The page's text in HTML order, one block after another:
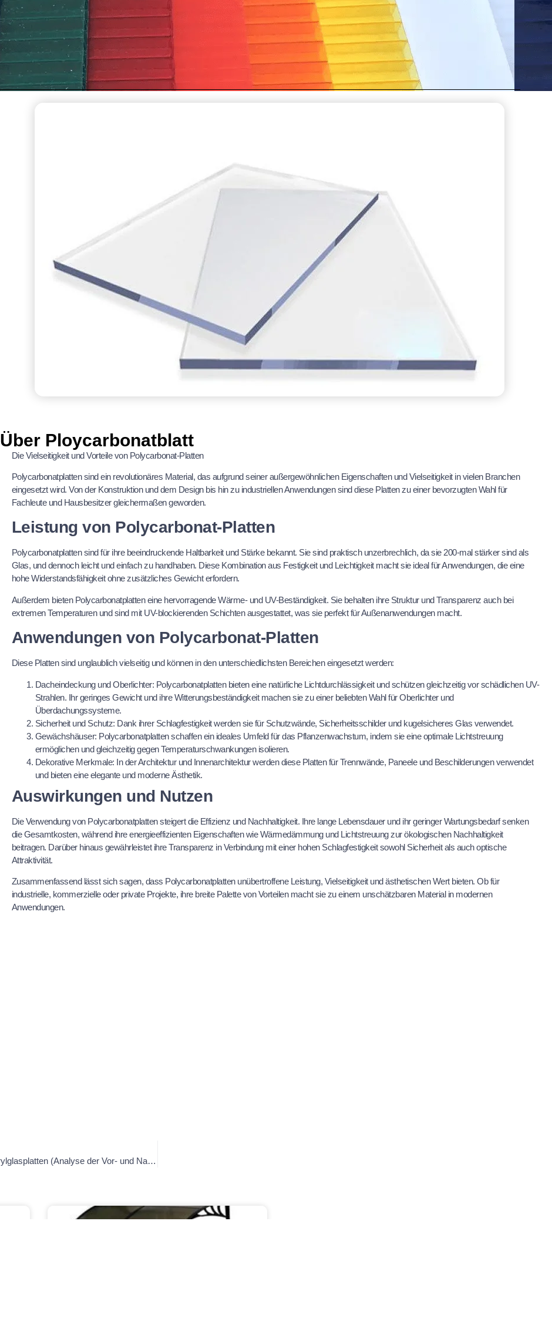
Über Ploycarbonatblatt
Die Vielseitigkeit und Vorteile von Polycarbonat-Platten
Polycarbonatplatten sind ein revolutionäres Material, das aufgrund seiner außergewöhnlichen Eigenschaften und Vielseitigkeit in vielen Branchen
eingesetzt wird. Von der Konstruktion und dem Design bis hin zu industriellen Anwendungen sind diese Platten zu einer bevorzugten Wahl für
Fachleute und Hausbesitzer gleichermaßen geworden.
Leistung von Polycarbonat-Platten
Polycarbonatplatten sind für ihre beeindruckende Haltbarkeit und Stärke bekannt. Sie sind praktisch unzerbrechlich, da sie 200-mal stärker sind als
Glas, und dennoch leicht und einfach zu handhaben. Diese Kombination aus Festigkeit und Leichtigkeit macht sie ideal für Anwendungen, die eine
hohe Widerstandsfähigkeit ohne zusätzliches Gewicht erfordern.
Außerdem bieten Polycarbonatplatten eine hervorragende Wärme- und UV-Beständigkeit. Sie behalten ihre Struktur und Transparenz auch bei
extremen Temperaturen und sind mit UV-blockierenden Schichten ausgestattet, was sie perfekt für Außenanwendungen macht.
Anwendungen von Polycarbonat-Platten
Diese Platten sind unglaublich vielseitig und können in den unterschiedlichsten Bereichen eingesetzt werden:
Dacheindeckung und Oberlichter: Polycarbonatplatten bieten eine natürliche Lichtdurchlässigkeit und schützen gleichzeitig vor schädlichen UV-
Strahlen. Ihr geringes Gewicht und ihre Witterungsbeständigkeit machen sie zu einer beliebten Wahl für Oberlichter und
Überdachungssysteme.
Sicherheit und Schutz: Dank ihrer Schlagfestigkeit werden sie für Schutzwände, Sicherheitsschilder und kugelsicheres Glas verwendet.
Gewächshäuser: Polycarbonatplatten schaffen ein ideales Umfeld für das Pflanzenwachstum, indem sie eine optimale Lichtstreuung
ermöglichen und gleichzeitig gegen Temperaturschwankungen isolieren.
Dekorative Merkmale: In der Architektur und Innenarchitektur werden diese Platten für Trennwände, Paneele und Beschilderungen verwendet
und bieten eine elegante und moderne Ästhetik.
Auswirkungen und Nutzen
Die Verwendung von Polycarbonatplatten steigert die Effizienz und Nachhaltigkeit. Ihre lange Lebensdauer und ihr geringer Wartungsbedarf senken
die Gesamtkosten, während ihre energieeffizienten Eigenschaften wie Wärmedämmung und Lichtstreuung zur ökologischen Nachhaltigkeit
beitragen. Darüber hinaus gewährleistet ihre Transparenz in Verbindung mit einer hohen Schlagfestigkeit sowohl Sicherheit als auch optische
Attraktivität.
Zusammenfassend lässt sich sagen, dass Polycarbonatplatten unübertroffene Leistung, Vielseitigkeit und ästhetischen Wert bieten. Ob für
industrielle, kommerzielle oder private Projekte, ihre breite Palette von Vorteilen macht sie zu einem unschätzbaren Material in modernen
Anwendungen.
Wie ist die Materialzusammensetzung von Acrylglasplatten (Analyse der Vor- und Nachteile von Acrylglasplatten)